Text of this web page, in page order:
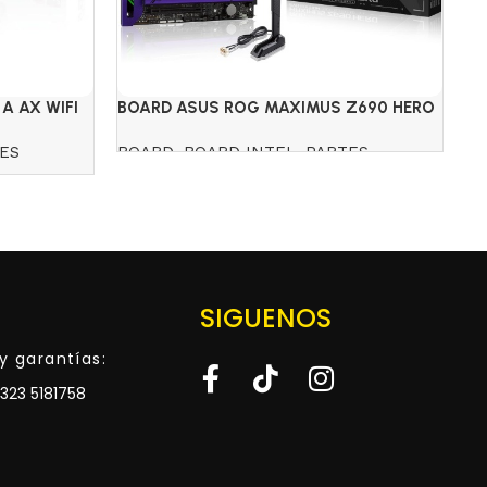
AX WIFI
BOARD ASUS ROG MAXIMUS Z690 HERO
BOARD,BOARD INTEL,PARTES
garantías:
323 5181758
SIGUENOS